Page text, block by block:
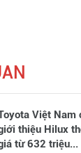
Việt Nam
thiệu Hilux
từ 632 triệu...